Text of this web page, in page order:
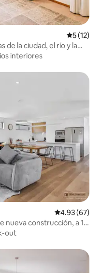
5 (12)
de la ciudad, el río y la
interiores
Calificación
4.93 (67)
nueva construcción, a 10
out